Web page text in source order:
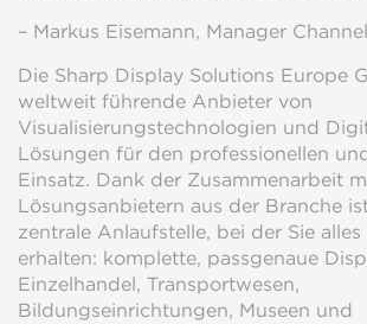
– Markus Eisemann, Manager
Die Sharp Display Solutions Europe
weltweit führende Anbieter von
Visualisierungstechnologien und
Lösungen für den professionellen
Einsatz. Dank der Zusammenarbeit
Lösungsanbietern aus der Branche
zentrale Anlaufstelle, bei der Sie
erhalten: komplette, passgenaue
Einzelhandel, Transportwesen,
Bildungseinrichtungen, Museen und